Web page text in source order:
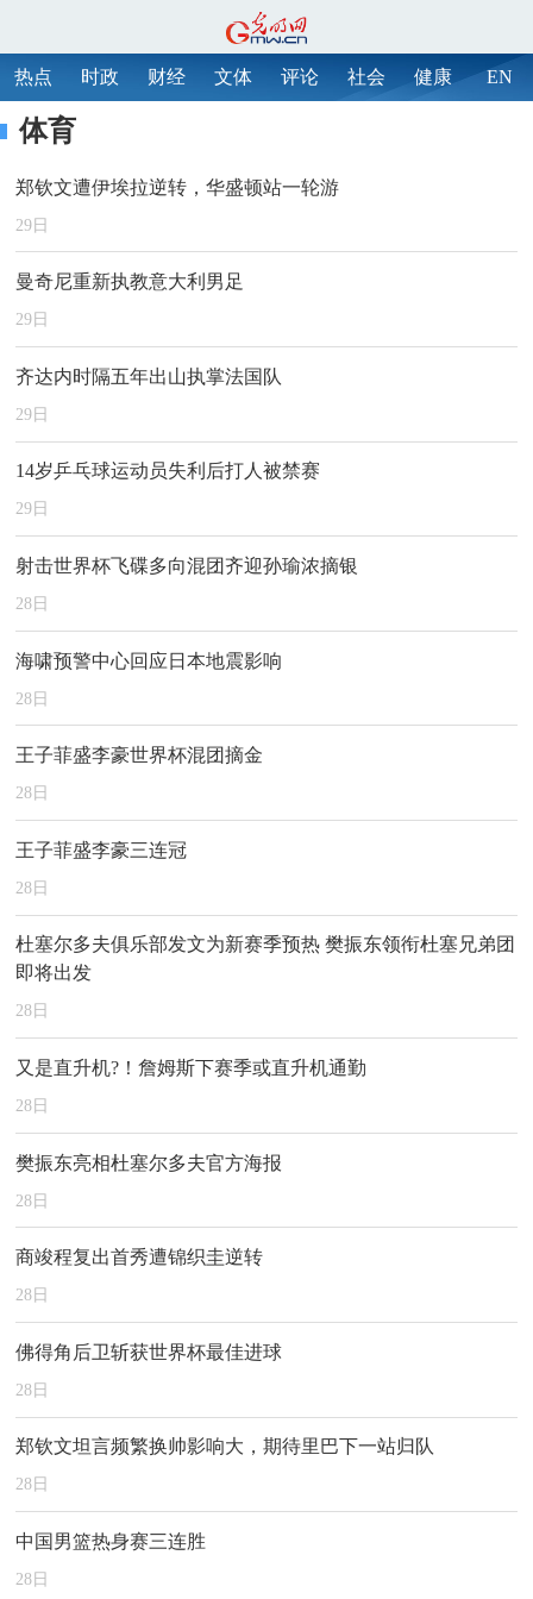
热点 时政 财经 文体 评论 社会 健康 EN
体育
郑钦文遭伊埃拉逆转，华盛顿站一轮游
29日
曼奇尼重新执教意大利男足
29日
齐达内时隔五年出山执掌法国队
29日
14岁乒乓球运动员失利后打人被禁赛
29日
射击世界杯飞碟多向混团齐迎孙瑜浓摘银
28日
海啸预警中心回应日本地震影响
28日
王子菲盛李豪世界杯混团摘金
28日
王子菲盛李豪三连冠
28日
杜塞尔多夫俱乐部发文为新赛季预热 樊振东领衔杜塞兄弟团
即将出发
28日
又是直升机?！詹姆斯下赛季或直升机通勤
28日
樊振东亮相杜塞尔多夫官方海报
28日
商竣程复出首秀遭锦织圭逆转
28日
佛得角后卫斩获世界杯最佳进球
28日
郑钦文坦言频繁换帅影响大，期待里巴下一站归队
28日
中国男篮热身赛三连胜
28日